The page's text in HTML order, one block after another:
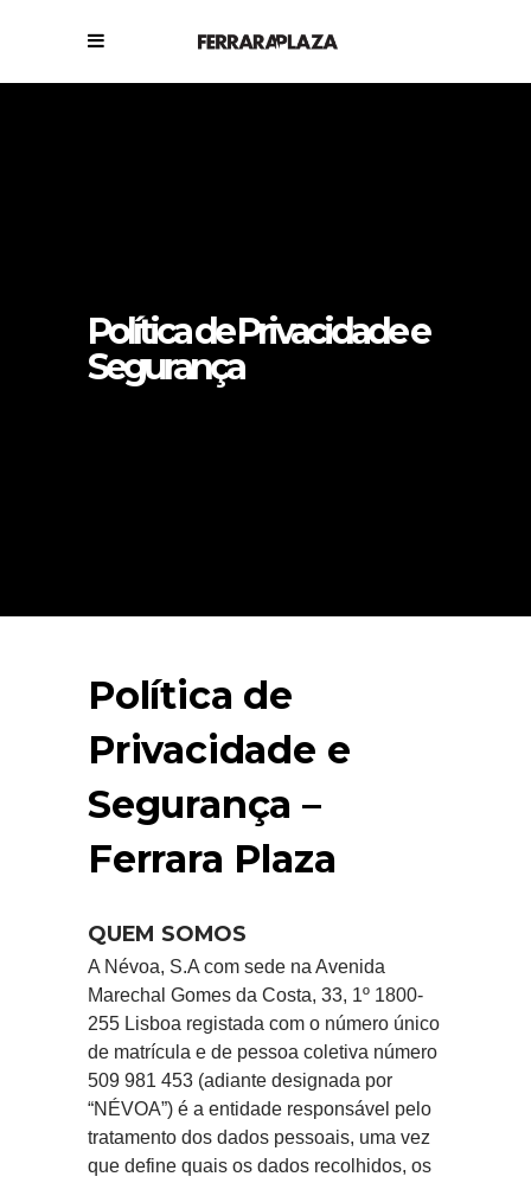
Política de Privacidade e
Segurança
Política de
Privacidade e
Segurança –
Ferrara Plaza
QUEM SOMOS
A Névoa, S.A com sede na Avenida
Marechal Gomes da Costa, 33, 1º 1800-
255 Lisboa registada com o número único
de matrícula e de pessoa coletiva número
509 981 453 (adiante designada por
“NÉVOA”) é a entidade responsável pelo
tratamento dos dados pessoais, uma vez
que define quais os dados recolhidos, os